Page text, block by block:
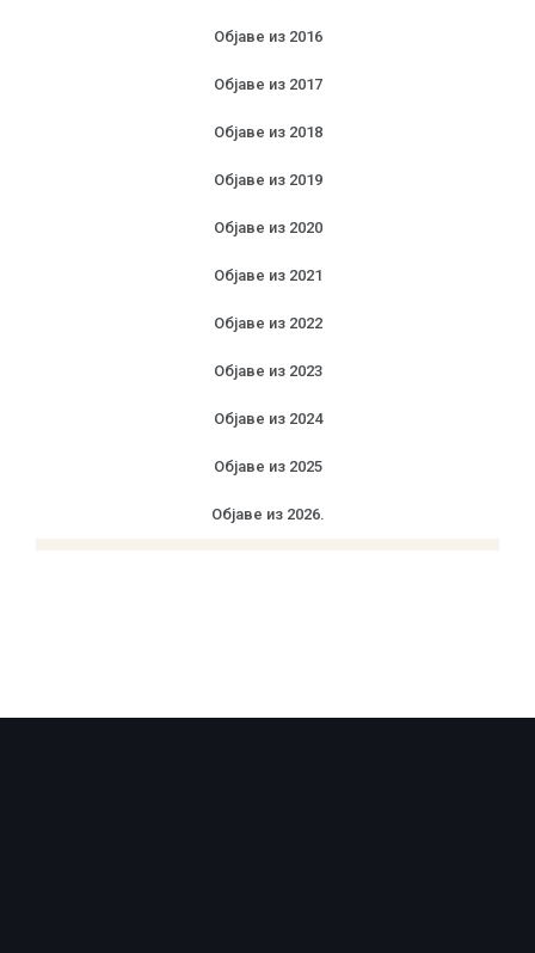
Објаве из 2016
Објаве из 2017
Објаве из 2018
Објаве из 2019
Објаве из 2020
Објаве из 2021
Објаве из 2022
Објаве из 2023
Објаве из 2024
Објаве из 2025
Објаве из 2026.